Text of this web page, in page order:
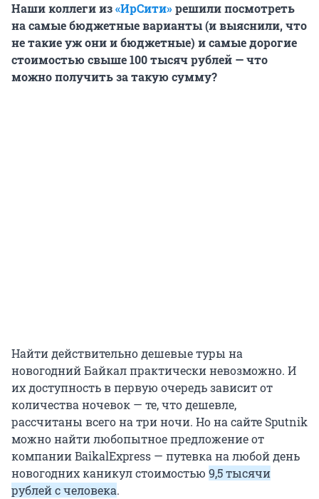
Наши коллеги из«ИрСити»решили посмотреть
на самые бюджетные варианты (и выяснили, что
не такие уж они и бюджетные) и самые дорогие
стоимостью свыше 100 тысяч рублей — что
можно получить за такую сумму?
Найти действительно дешевые туры на
новогодний Байкал практически невозможно. И
их доступность в первую очередь зависит от
количества ночевок — те, что дешевле,
рассчитаны всего на три ночи. Но на сайте Sputnik
можно найти любопытное предложение от
компании BaikalExpress — путевка на любой день
новогодних каникул стоимостью 9,5 тысячи
рублей с человека.